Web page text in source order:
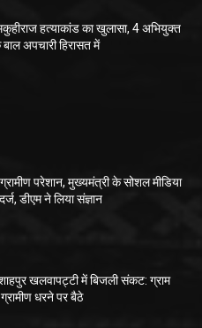
हत्याकांड का खुलासा, 4 अभियुक्त
बाल अपचारी हिरासत में
परेशान, मुख्यमंत्री के सोशल मीडिया
डीएम ने लिया संज्ञान
खलवापट्टी में बिजली संकट: ग्राम
धरने पर बैठे